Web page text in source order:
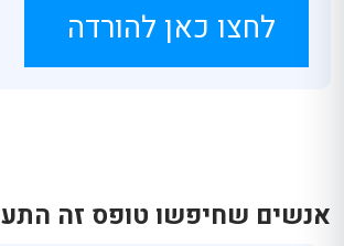
לחצו כאן להורדה
אנשים שחיפשו טופס זה